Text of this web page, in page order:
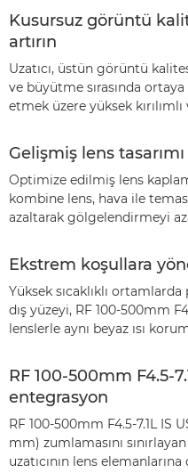
Kusursuz görüntü
artırın
Uzatıcı, üstün görüntü
ve büyütme sırasında
etmek üzere yüksek
Gelişmiş lens tasarımı
Optimize edilmiş lens
kombine lens, hava ile
azaltarak gölgelendirmeyi
Ekstrem koşullara
Yüksek sıcaklıklı
dış yüzeyi, RF 100-500mm
lenslerle aynı beyaz ısı
RF 100-500mm F4.5-
entegrasyon
RF 100-500mm F4.5-7.1L IS
mm) zumlamasını
uzatıcının lens elemanlarına